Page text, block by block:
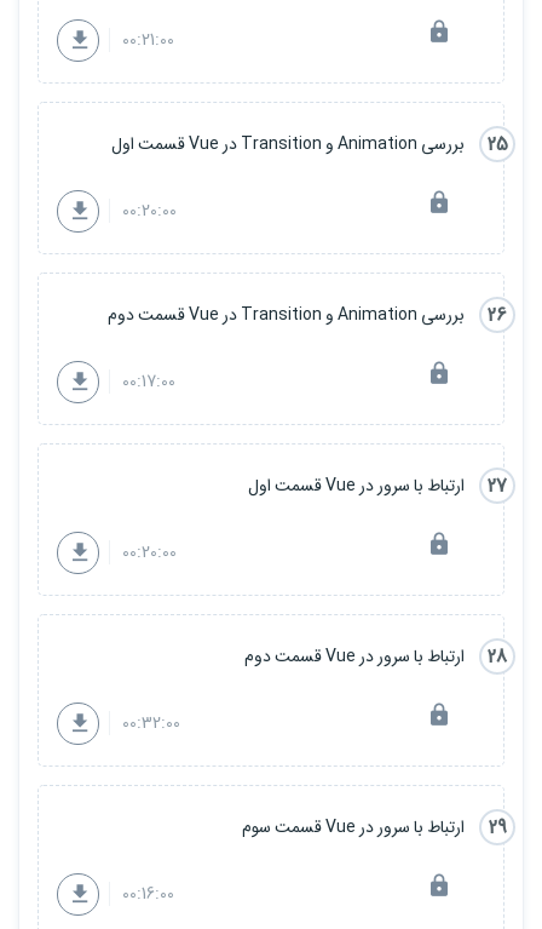
00:21:00
25 بررسی Animation و Transition در Vue قسمت اول
00:20:00
26 بررسی Animation و Transition در Vue قسمت دوم
00:17:00
27 ارتباط با سرور در Vue قسمت اول
00:20:00
28 ارتباط با سرور در Vue قسمت دوم
00:32:00
29 ارتباط با سرور در Vue قسمت سوم
00:16:00